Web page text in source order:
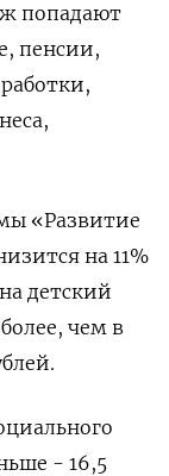
попадают
пенсии,
«Развитие
на 11%
детский
чем в
- 16,5